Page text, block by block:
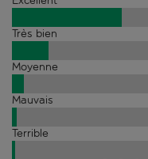
Très bien
Moyenne
Mauvais
Terrible